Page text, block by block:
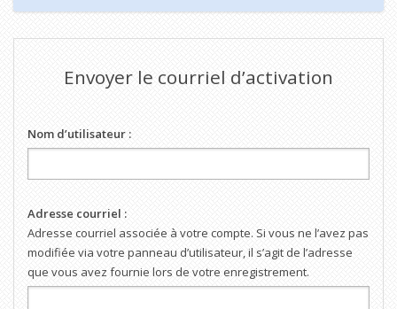
Envoyer le courriel d’activation
Nom d’utilisateur :
Adresse courriel :
Adresse courriel associée à votre compte. Si vous ne l’avez pas
modifiée via votre panneau d’utilisateur, il s’agit de l’adresse
que vous avez fournie lors de votre enregistrement.